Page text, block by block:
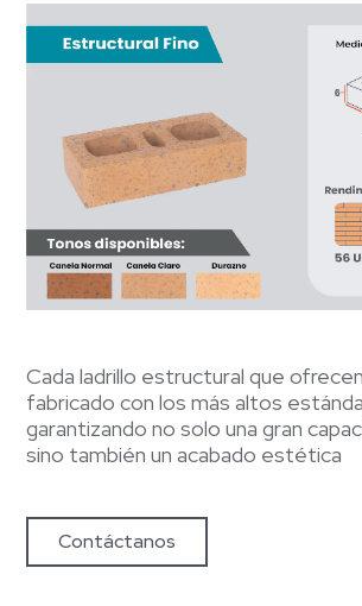
Cada ladrillo estructural que
fabricado con los más altos
garantizando no solo una gran
sino también un acabado estética
Contáctanos